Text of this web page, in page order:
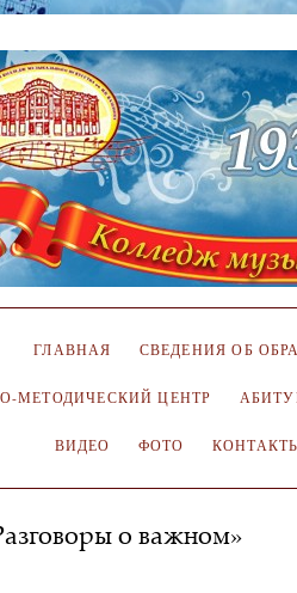
ГЛАВНАЯ СВЕДЕНИЯ ОБ
МЕТОДИЧЕСКИЙ ЦЕНТР
ВИДЕО ФОТО
о важном»